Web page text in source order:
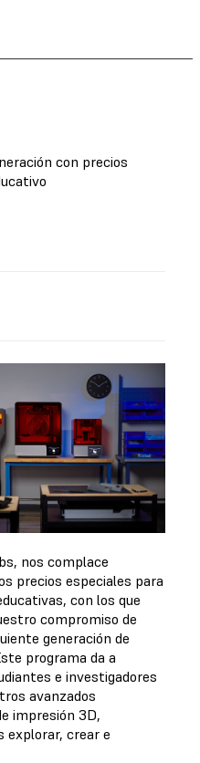
con precios
nos complace
precios especiales para
con los que
compromiso de
generación de
programa da a
e investigadores
avanzados
impresión 3D,
explorar, crear e